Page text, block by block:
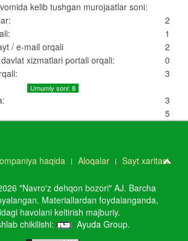
kelib tushgan murojaatlar soni:
2
1
/ e-mail orqali
2
xizmatlari portali orqali:
0
3
Umumiy soni: 8
3
5
haqida Aloqalar Sayt xaritasi
"Navro'z dehqon bozori" AJ. Barcha
Materiallardan foydalanganda,
havolani keltirish majburiy.
chikilishi:
Ayuda Group.